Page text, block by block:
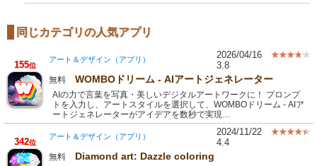
同じカテゴリの人気アプリ
155位
アート＆デザイン（アプリ）
2026/04/16
3.8
無料 WOMBOドリーム - AIアートジェネレーター
AIの力で言葉を写真・美しいデジタルアートワークに！ プロンプ
トを入力し、アートスタイルを選択して、WOMBOドリーム - AIア
ートジェネレーターがアイデアを数秒で実現…
342位
アート＆デザイン（アプリ）
2024/11/22
4.4
無料 Diamond art: Dazzle coloring